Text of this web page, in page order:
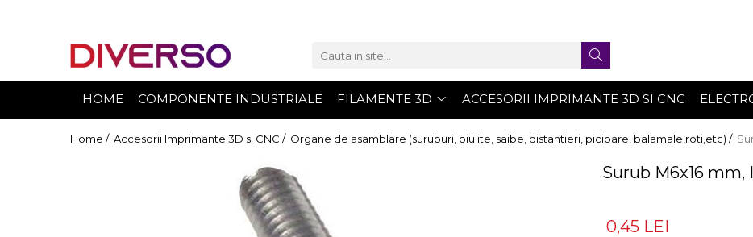
FILAMENTE 3D
HOME COMPONENTE INDUSTRIALE FILAMENTE 3D ACCESORII IMPRIMANTE 3D SI CNC
Home / Accesorii Imprimante 3D si CNC / Organe de asamblare (suruburi, piulite, saibe, distantieri, picioare, balamale,roti,etc) /
Surub M6x16 mm,
0,45 LEI